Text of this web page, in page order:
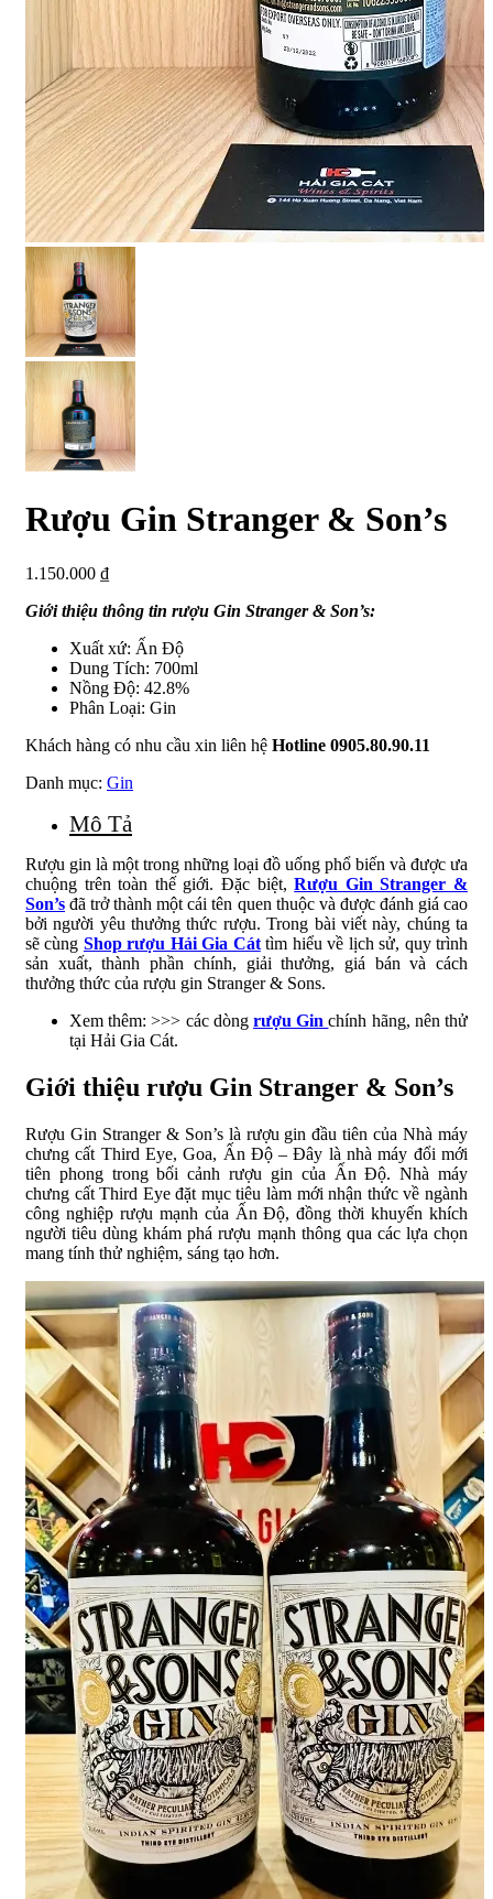
Rượu Gin Stranger & Son’s
1.150.000 ₫
Giới thiệu thông tin rượu Gin Stranger & Son’s:
Xuất xứ: Ấn Độ
Dung Tích: 700ml
Nồng Độ: 42.8%
Phân Loại: Gin
Khách hàng có nhu cầu xin liên hệ Hotline 0905.80.90.11
Danh mục: Gin
Mô Tả
Rượu gin là một trong những loại đồ uống phổ biến và được ưa
chuộng trên toàn thế giới. Đặc biệt,Rượu Gin Stranger &
Son’s đã trở thành một cái tên quen thuộc và được đánh giá cao
bởi người yêu thưởng thức rượu. Trong bài viết này, chúng ta
sẽ cùng Shop rượu Hải Gia Cáttìm hiểu về lịch sử, quy trình
sản xuất, thành phần chính, giải thưởng, giá bán và cách
thưởng thức của rượu gin Stranger & Sons.
Xem thêm: >>> các dòng rượu Ginchính hãng, nên thử
tại Hải Gia Cát.
Giới thiệu rượu Gin Stranger & Son’s
Rượu Gin Stranger & Son’s là rượu gin đầu tiên của Nhà máy
chưng cất Third Eye, Goa, Ấn Độ – Đây là nhà máy đổi mới
tiên phong trong bối cảnh rượu gin của Ấn Độ. Nhà máy
chưng cất Third Eye đặt mục tiêu làm mới nhận thức về ngành
công nghiệp rượu mạnh của Ấn Độ, đồng thời khuyến khích
người tiêu dùng khám phá rượu mạnh thông qua các lựa chọn
mang tính thử nghiệm, sáng tạo hơn.